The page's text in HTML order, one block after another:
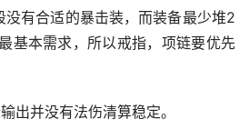
没有合适的暴击装，而装备最少堆2
基本需求，所以戒指，项链要优先
出并没有法伤清算稳定。